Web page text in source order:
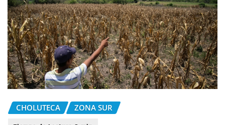
CHOLUTECA ZONA SUR